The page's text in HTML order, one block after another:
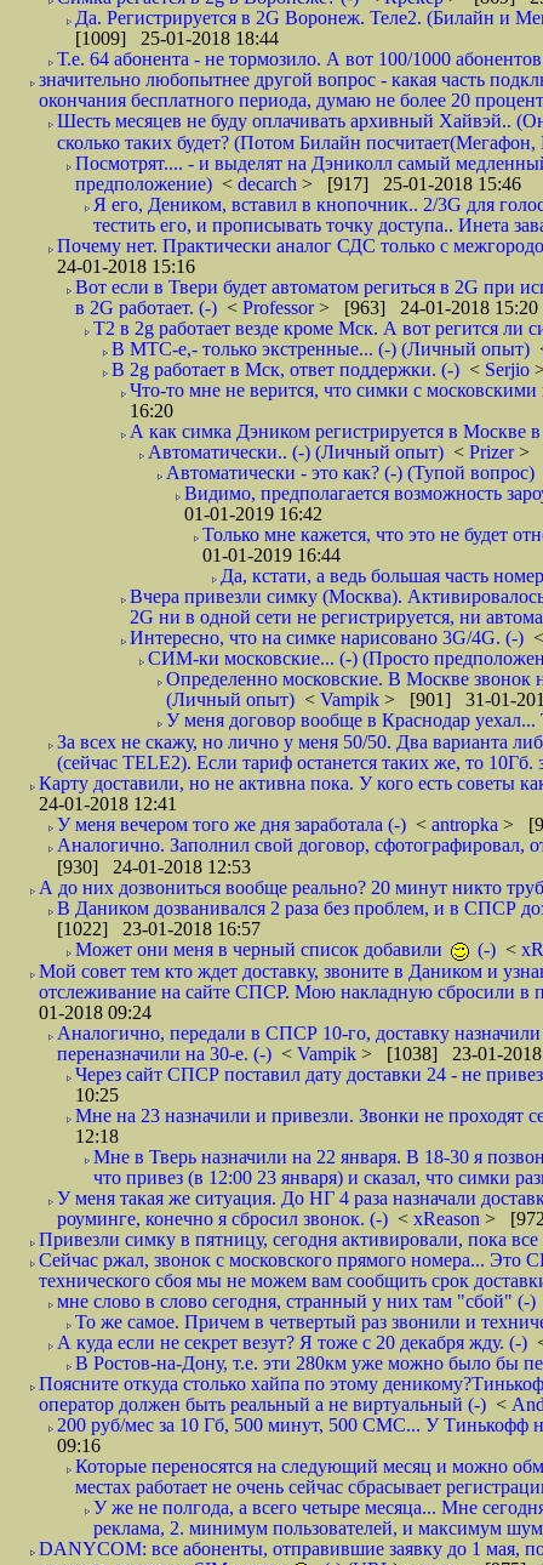
Да. Регистрируется в 2G Воронеж. Теле2. (Билайн и
[1009] 25-01-2018 18:44
Т.е. 64 абонента - не тормозило. А вот 100/1000
значительно любопытнее другой вопрос - какая часть
окончания бесплатного периода, думаю не более 20
Шесть месяцев не буду оплачивать архивный Хайвэй..
сколько таких будет? (Потом Билайн
Посмотрят.... - и выделят на Дэниколл самый
предположение) < decarch > [917] 25-01-2018 15:46
Я его, Деником, вставил в кнопочник.. 2/3G для
тестить его, и прописывать точку доступа.. Инета
Почему нет. Практически аналог СДС только с
24-01-2018 15:16
Вот если в Твери будет автоматом региться в 2G при
в 2G работает. (-) < Professor> [963] 24-01-2018 15:20
T2 в 2g работает везде кроме Мск. А вот регится
В МТС-е,- только экстренные... (-) (Личный опыт)
В 2g работает в Мск, ответ поддержки. (-) < Serjio
Что-то мне не верится, что симки с
16:20
А как симка Дэником регистрируется в Москве
Автоматически.. (-) (Личный опыт) < Prizer>
Автоматически - это как? (-) (Тупой вопрос)
Видимо, предполагается возможность
01-01-2019 16:42
Только мне кажется, что это не будет
01-01-2019 16:44
Да, кстати, а ведь большая часть
Вчера привезли симку (Москва).
2G ни в одной сети не регистрируется, ни
Интересно, что на симке нарисовано 3G/4G. (-)
СИМ-ки московские... (-) (Просто
Определенно московские. В Москве звонок
(Личный опыт) < Vampik > [901] 31-01-
У меня договор вообще в Краснодар
За всех не скажу, но лично у меня 50/50. Два варианта
(сейчас TELE2). Если тариф останется таких же, то
Карту доставили, но не активна пока. У кого есть советы
24-01-2018 12:41
У меня вечером того же дня заработала (-) < antropka >
Аналогично. Заполнил свой договор,
[930] 24-01-2018 12:53
А до них дозвониться вообще реально? 20 минут никто
В Даником дозванивался 2 раза без проблем, и в СПСР
[1022] 23-01-2018 16:57
Может они меня в черный список добавили
(-) <
Мой совет тем кто ждет доставку, звоните в Даником и
отслеживание на сайте СПСР. Мою накладную сбросили
01-2018 09:24
Аналогично, передали в СПСР 10-го, доставку
переназначили на 30-е. (-) < Vampik > [1038] 23-01-2018
Через сайт СПСР поставил дату доставки 24 - не
10:25
Мне на 23 назначили и привезли. Звонки не
12:18
Мне в Тверь назначили на 22 января. В 18-30 я
что привез (в 12:00 23 января) и сказал, что симки
У меня такая же ситуация. До НГ 4 раза назначали
роуминге, конечно я сбросил звонок. (-) < xReason >
Привезли симку в пятницу, сегодня активировали, пока
Сейчас ржал, звонок с московского прямого номера... Это
технического сбоя мы не можем вам сообщить срок
мне слово в слово сегодня, странный у них там "сбой" (-)
То же самое. Причем в четвертый раз звонили и
А куда если не секрет везут? Я тоже с 20 декабря жду. (-)
В Ростов-на-Дону, т.е. эти 280км уже можно было бы
Поясните откуда столько хайпа по этому
оператор должен быть реальный а не виртуальный (-) <
200 руб/мес за 10 Гб, 500 минут, 500 СМС... У Тинькофф
09:16
Которые переносятся на следующий месяц и можно
местах работает не очень сейчас сбрасывает
У же не полгода, а всего четыре месяца... Мне
реклама, 2. минимум пользователей, и максимум
DANYCOM: все абоненты, отправившие заявку до 1 мая,